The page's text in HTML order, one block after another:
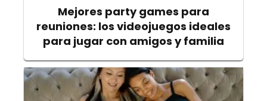
Mejores party games para
reuniones: los videojuegos ideales
para jugar con amigos y familia